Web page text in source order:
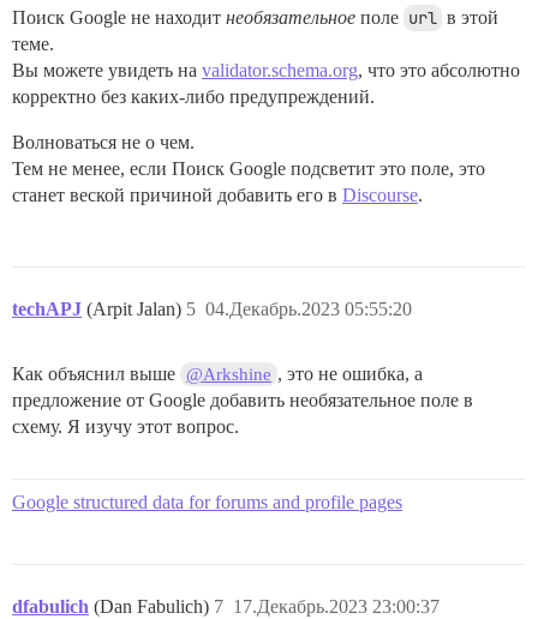
Поиск Google не находит необязательное поле url в этой
теме.
Вы можете увидеть на validator.schema.org, что это абсолютно
корректно без каких-либо предупреждений.
Волноваться не о чем.
Тем не менее, если Поиск Google подсветит это поле, это
станет веской причиной добавить его в Discourse.
techAPJ (Arpit Jalan) 04.Декабрь.2023 05:55:20
5
Как объяснил выше @Arkshine , это не ошибка, а
предложение от Google добавить необязательное поле в
схему. Я изучу этот вопрос.
Google structured data for forums and profile pages
dfabulich (Dan Fabulich) 17.Декабрь.2023 23:00:37
7